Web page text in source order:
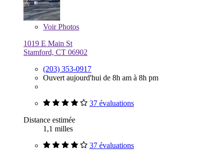
VoirPhotos
1019 E Main St
Stamford, CT 06902
(203) 353-0917
Ouvert aujourd'hui de 8h am à 8h pm
37 évaluations
Distance estimée
1,1 milles
37 évaluations